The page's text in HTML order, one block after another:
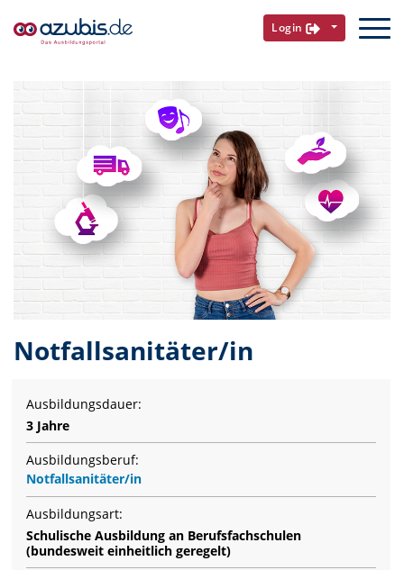
Login
Notfallsanitäter/in
Ausbildungsdauer:
3 Jahre
Ausbildungsberuf:
Notfallsanitäter/in
Ausbildungsart:
Schulische Ausbildung an Berufsfachschulen
(bundesweit einheitlich geregelt)